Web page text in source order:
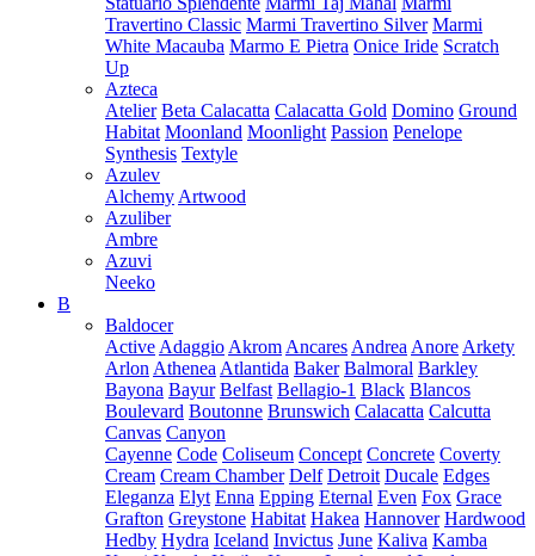
Travertino Classic Marmi Travertino Silver Marmi
White Macauba Marmo E Pietra Onice Iride Scratch
Up
Azteca
Atelier Beta Calacatta Calacatta Gold Domino Ground
Habitat Moonland Moonlight Passion Penelope
Synthesis Textyle
Azulev
Alchemy Artwood
Azuliber
Ambre
Azuvi
Neeko
B
Baldocer
Active Adaggio Akrom Ancares Andrea Anore Arkety
Arlon Athenea Atlantida Baker Balmoral Barkley
Bayona Bayur Belfast Bellagio-1 Black Blancos
Boulevard Boutonne Brunswich Calacatta Calcutta
Canvas Canyon
Cayenne Code Coliseum Concept Concrete Coverty
Cream Cream Chamber Delf Detroit Ducale Edges
Eleganza Elyt Enna Epping Eternal Even Fox Grace
Grafton Greystone Habitat Hakea Hannover Hardwood
Hedby Hydra Iceland Invictus June Kaliva Kamba